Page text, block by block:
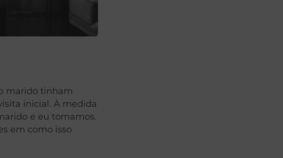
marido tinham
inicial. À medida
e eu tomamos.
em como isso